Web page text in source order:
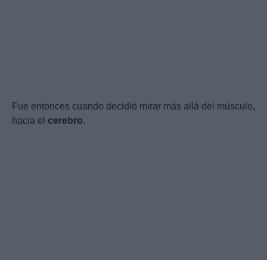
Fue entonces cuando decidió mirar más allá del músculo,
hacia el cerebro.